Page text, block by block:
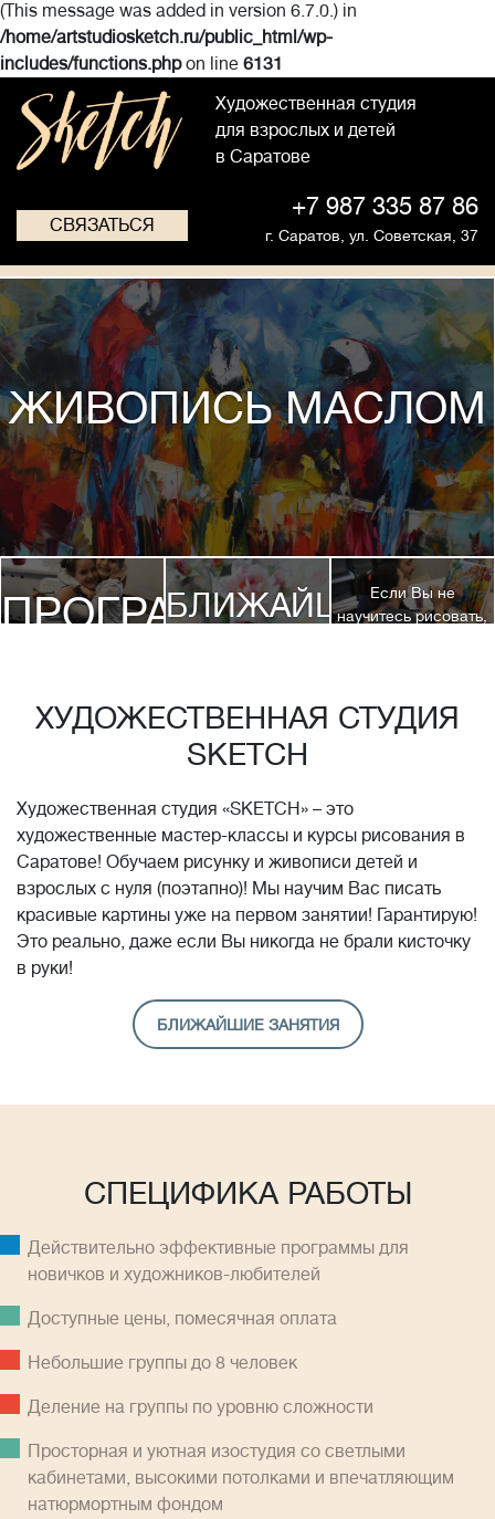
(This message was added in version 6.7.0.) in
/home/artstudiosketch.ru/public_html/wp-
includes/functions.phpon line 6131
Художественная студия
для взрослых и детей
в Саратове
СВЯЗАТЬСЯ
+7 987 335 87 86
г. Саратов, ул. Советская, 37
ЖИВОПИСЬ МАСЛОМ
ПРОГРАММЫ
БЛИЖАЙШИЕЕсли Вы не
научитесь рисовать,
стоимость обучения!*
ХУДОЖЕСТВЕННАЯ СТУДИЯ
SKETCH
Художественная студия «SKETCH» – это
художественные мастер-классы и курсы рисования в
Саратове! Обучаем рисунку и живописи детей и
взрослых с нуля (поэтапно)! Мы научим Вас писать
красивые картины уже на первом занятии! Гарантирую!
Это реально, даже если Вы никогда не брали кисточку
в руки!
БЛИЖАЙШИЕ ЗАНЯТИЯ
СПЕЦИФИКА РАБОТЫ
Действительно эффективные программы для
новичков и художников-любителей
Доступные цены, помесячная оплатa
Небольшие группы до 8 человек
Деление на группы по уровню сложности
Просторная и уютная изостудия со светлыми
кабинетами, высокими потолками и впечатляющим
натюрмортным фондом